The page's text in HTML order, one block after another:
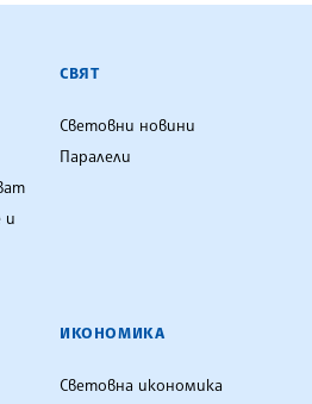
АГЕНЦИЯ
и
СВЯТ
Световни новини
Паралели
ИКОНОМИКА
Световна икономика